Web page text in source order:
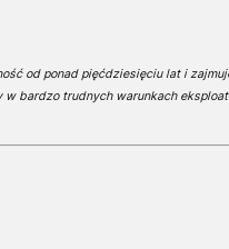
od ponad pięćdziesięciu lat i
w bardzo trudnych warunkach